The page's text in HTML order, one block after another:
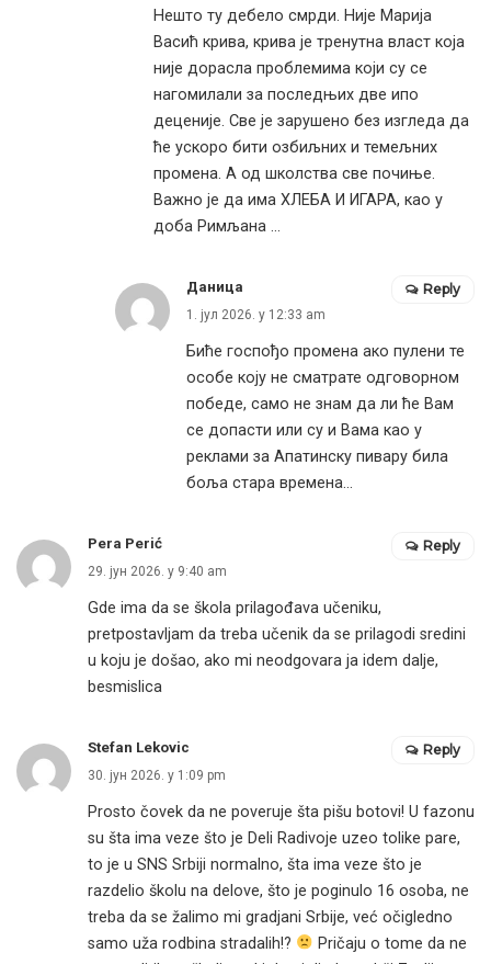
Нешто ту дебело смрди. Није Марија
Васић крива, крива је тренутна власт која
није дорасла проблемима који су се
нагомилали за последњих две ипо
деценије. Све је зарушено без изгледа да
ће ускоро бити озбиљних и темељних
промена. А од школства све почиње.
Важно је да има ХЛЕБА И ИГАРА, као у
доба Римљана …
Даница
1. јул 2026. у 12:33 am
Биће госпођо промена ако пулени те
особе коју не сматрате одговорном
победе, само не знам да ли ће Вам
се допасти или су и Вама као у
реклами за Апатинску пивару била
боља стара времена…
Reply
Pera Perić
29. јун 2026. у 9:40 am
Gde ima da se škola prilagođava učeniku,
pretpostavljam da treba učenik da se prilagodi sredini
u koju je došao, ako mi neodgovara ja idem dalje,
besmislica
Reply
Stefan Lekovic
30. јун 2026. у 1:09 pm
Prosto čovek da ne poveruje šta pišu botovi! U fazonu
su šta ima veze što je Deli Radivoje uzeo tolike pare,
to je u SNS Srbiji normalno, šta ima veze što je
razdelio školu na delove, što je poginulo 16 osoba, ne
treba da se žalimo mi gradjani Srbije, već očigledno
samo uža rodbina stradalih!?
Pričaju o tome da ne
Reply